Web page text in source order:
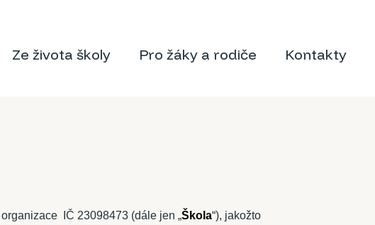
Ze života školy Pro žáky a rodiče Kontakty
IČ 23098473 (dále jen „Škola“), jakožto